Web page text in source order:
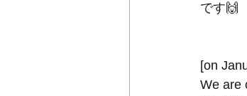
です🙌
[on
We are